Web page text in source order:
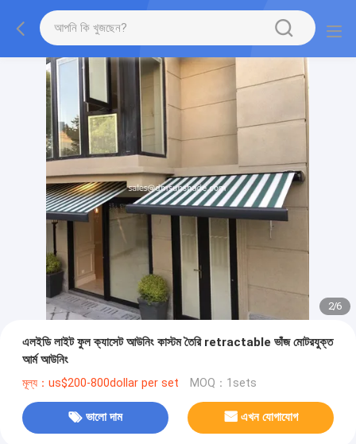
2/6
এলইডি লাইট ফুল ক্যাসেট আউনিং কাস্টম তৈরি retractable ভাঁজ মোটরযুক্ত
আর্ম আউনিং
মূল্য：us$200-800dollar per set MOQ：1sets
ভালো দাম এখন যোগাযোগ